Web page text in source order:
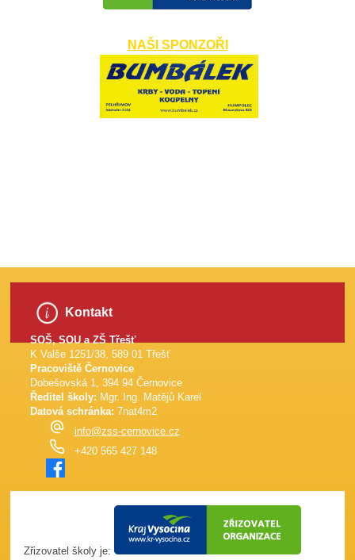
NAŠI SPONZOŘI
Kontakt
SOŠ, SOU a ZŠ Třešť
K Valše 1251/38, 589 01 Třešť
Pracoviště Černovice
Dobešovská 1, 394 94 Černovice
Ředitel školy: Mgr. Ing. Matějů Karel
Datová schránka: 7nat4m2
info@zss-cernovice.cz
+420 565 427 148
Zřizovatel školy je: